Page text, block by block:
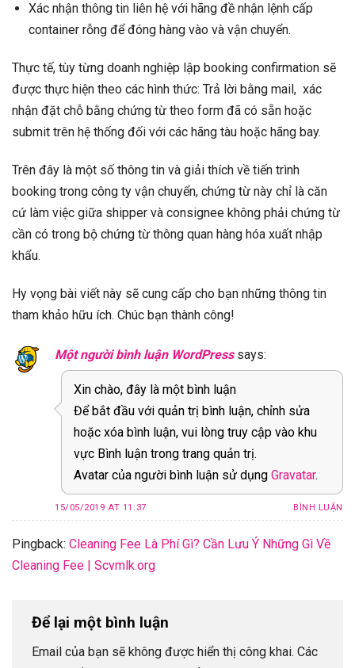
Xác nhận thông tin liên hệ với hãng đề nhận lệnh cấp
container rỗng để đóng hàng vào và vận chuyển.
Thực tế, tùy từng doanh nghiệp lập booking confirmation sẽ
được thực hiện theo các hình thức: Trả lời bằng mail, xác
nhận đặt chỗ bằng chứng từ theo form đã có sẵn hoặc
submit trên hệ thống đối với các hãng tàu hoặc hãng bay.
Trên đây là một số thông tin và giải thích về tiến trình
booking trong công ty vận chuyển, chứng từ này chỉ là căn
cứ làm việc giữa shipper và consignee không phải chứng từ
cần có trong bộ chứng từ thông quan hàng hóa xuất nhập
khẩu.
Hy vọng bài viết này sẽ cung cấp cho bạn những thông tin
tham khảo hữu ích. Chúc bạn thành công!
Một người bình luận WordPress says:
Xin chào, đây là một bình luận
Để bắt đầu với quản trị bình luận, chỉnh sửa
hoặc xóa bình luận, vui lòng truy cập vào khu
vực Bình luận trong trang quản trị.
Avatar của người bình luận sử dụng Gravatar.
15/05/2019 AT 11:37 BÌNH LUẬN
Pingback: Cleaning Fee Là Phí Gì? Cần Lưu Ý Những Gì Về
Cleaning Fee | Scvmlk.org
Để lại một bình luận
Email của bạn sẽ không được hiển thị công khai. Các